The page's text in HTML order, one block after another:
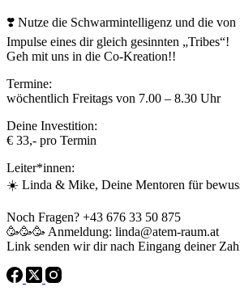
❣️ Nutze die Schwarmintelligenz und die von
Impulse eines dir gleich gesinnten „Tribes“!
Geh mit uns in die Co-Kreation!!
Termine:
wöchentlich Freitags von 7.00 – 8.30 Uhr
Deine Investition:
€ 33,- pro Termin
Leiter*innen:
☀️ Linda & Mike, Deine Mentoren für
Noch Fragen? +43 676 33 50 875
🥳🥳🥳 Anmeldung: linda@atem-raum.at
Link senden wir dir nach Eingang deiner